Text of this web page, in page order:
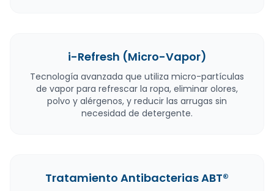
i-Refresh (Micro-Vapor)
Tecnología avanzada que utiliza micro-partículas
de vapor para refrescar la ropa, eliminar olores,
polvo y alérgenos, y reducir las arrugas sin
necesidad de detergente.
Tratamiento Antibacterias ABT®